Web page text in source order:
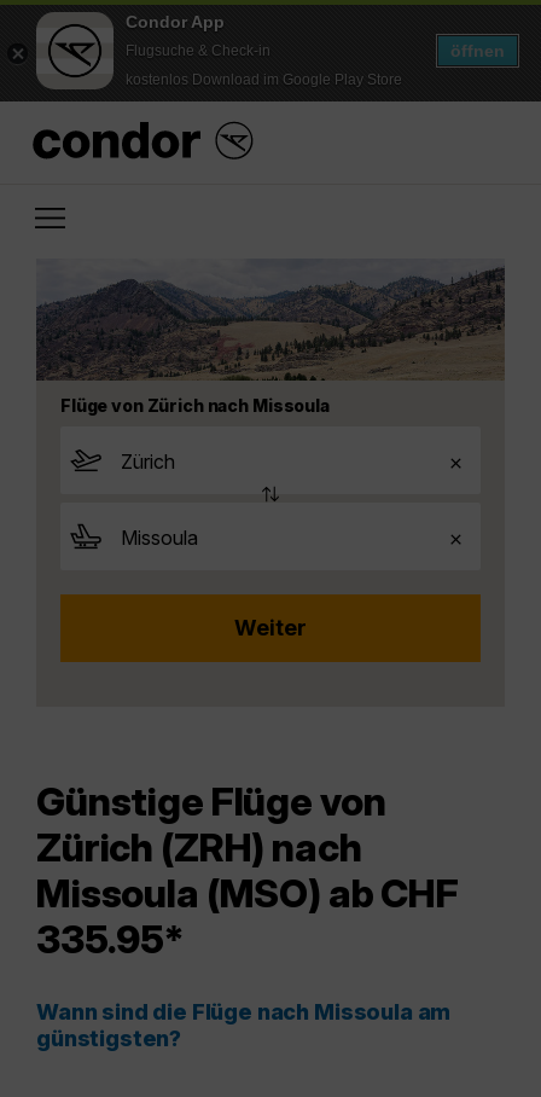
Condor App
Flugsuche & Check-in
kostenlos Download im Google Play Store
öffnen
Flüge von Zürich nach Missoula
Günstige Flüge von
Zürich (ZRH) nach
Missoula (MSO) ab CHF
335.95*
Wann sind die Flüge nach Missoula am
günstigsten?